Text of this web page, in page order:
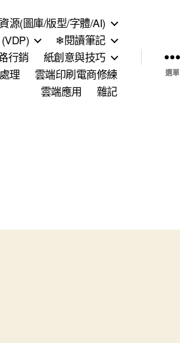
源(圖庫/版型/字體/AI)
❄閱讀筆記
行銷
紙創意與技巧
理
雲端印刷電商修練
雲端應用
雜記
選單